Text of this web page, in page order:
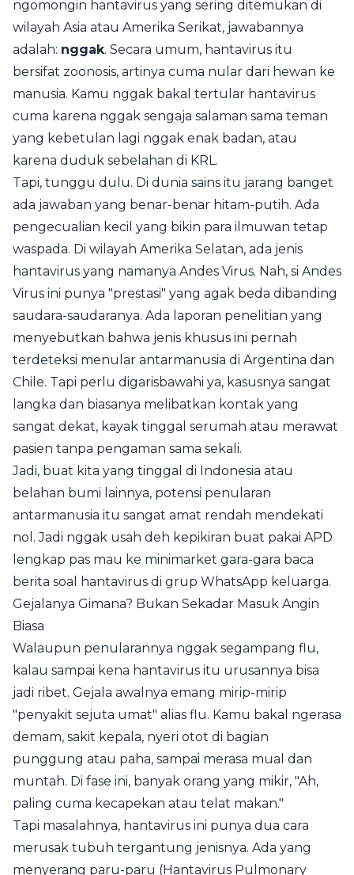
ngomongin hantavirus yang sering ditemukan di
wilayah Asia atau Amerika Serikat, jawabannya
adalah: nggak. Secara umum, hantavirus itu
bersifat zoonosis, artinya cuma nular dari hewan ke
manusia. Kamu nggak bakal tertular hantavirus
cuma karena nggak sengaja salaman sama teman
yang kebetulan lagi nggak enak badan, atau
karena duduk sebelahan di KRL.
Tapi, tunggu dulu. Di dunia sains itu jarang banget
ada jawaban yang benar-benar hitam-putih. Ada
pengecualian kecil yang bikin para ilmuwan tetap
waspada. Di wilayah Amerika Selatan, ada jenis
hantavirus yang namanya Andes Virus. Nah, si Andes
Virus ini punya "prestasi" yang agak beda dibanding
saudara-saudaranya. Ada laporan penelitian yang
menyebutkan bahwa jenis khusus ini pernah
terdeteksi menular antarmanusia di Argentina dan
Chile. Tapi perlu digarisbawahi ya, kasusnya sangat
langka dan biasanya melibatkan kontak yang
sangat dekat, kayak tinggal serumah atau merawat
pasien tanpa pengaman sama sekali.
Jadi, buat kita yang tinggal di Indonesia atau
belahan bumi lainnya, potensi penularan
antarmanusia itu sangat amat rendah mendekati
nol. Jadi nggak usah deh kepikiran buat pakai APD
lengkap pas mau ke minimarket gara-gara baca
berita soal hantavirus di grup WhatsApp keluarga.
Gejalanya Gimana? Bukan Sekadar Masuk Angin
Biasa
Walaupun penularannya nggak segampang flu,
kalau sampai kena hantavirus itu urusannya bisa
jadi ribet. Gejala awalnya emang mirip-mirip
"penyakit sejuta umat" alias flu. Kamu bakal ngerasa
demam, sakit kepala, nyeri otot di bagian
punggung atau paha, sampai merasa mual dan
muntah. Di fase ini, banyak orang yang mikir, "Ah,
paling cuma kecapekan atau telat makan."
Tapi masalahnya, hantavirus ini punya dua cara
merusak tubuh tergantung jenisnya. Ada yang
menyerang paru-paru (Hantavirus Pulmonary